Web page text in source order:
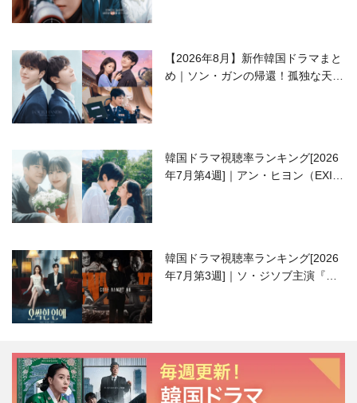
【2026年8月】新作韓国ドラマまと
め｜ソン・ガンの帰還！孤独な天才
韓国ドラマ視聴率ランキング[2026
年7月第4週]｜アン・ヒヨン（EXID
韓国ドラマ視聴率ランキング[2026
年7月第3週]｜ソ・ジソブ主演『エ